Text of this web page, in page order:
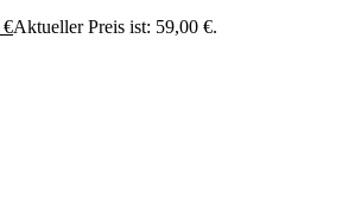
€Aktueller Preis ist: 59,00 €.